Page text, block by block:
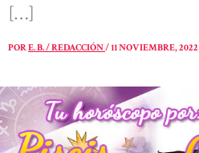
[…]
PORE. B. / REDACCIÓN/11 NOVIEMBRE, 2022